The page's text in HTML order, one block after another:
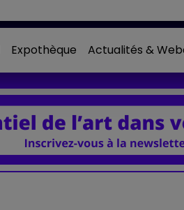
Expothèque Actualités &